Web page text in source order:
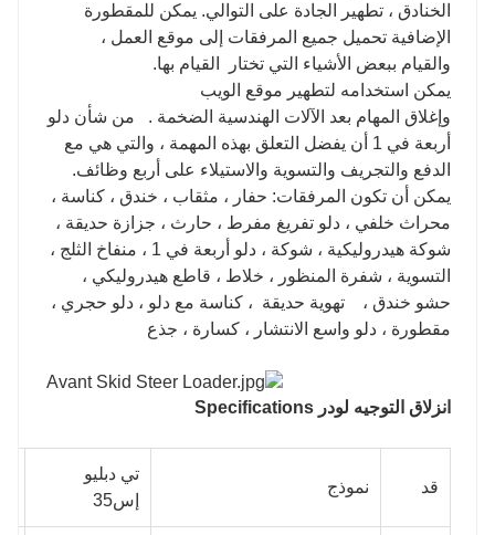
الخنادق ، تطهير الجادة على التوالي. يمكن للمقطورة
الإضافية تحميل جميع المرفقات إلى موقع العمل ،
والقيام ببعض الأشياء التي تختار القيام بها.
يمكن استخدامه لتطهير موقع الويب
وإغلاق المهام بعد الآلات الهندسية الضخمة . من شأن دلو
أربعة في 1 أن يفضل التعلق بهذه المهمة ، والتي هي مع
الدفع والتجريف والتسوية والاستيلاء على أربع وظائف.
يمكن أن تكون المرفقات: حفار ، مثقاب ، خندق ، كناسة ،
محراث خلفي ، دلو تفريغ مفرط ، حارث ، جزازة حديقة ،
شوكة هيدروليكية ، شوكة ، دلو أربعة في 1 ، منفاخ الثلج ،
التسوية ، شفرة المنظور ، خلاط ، قاطع هيدروليكي ،
حشو خندق ، تهوية حديقة ، كناسة مع دلو ، دلو حجري ،
مقطورة ، دلو واسع الانتشار ، كسارة ، جذع
انزلاق التوجيه لودر S pecifications
قد نموذج
تي دبليو
إس35